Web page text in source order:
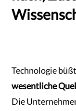
Technologie
wesentliche
Die